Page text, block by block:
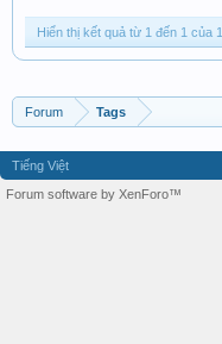
Hiển thị kết quả từ 1 đến 1 của 1
Forum Tags
Tiếng Việt
Forum software by XenForo™